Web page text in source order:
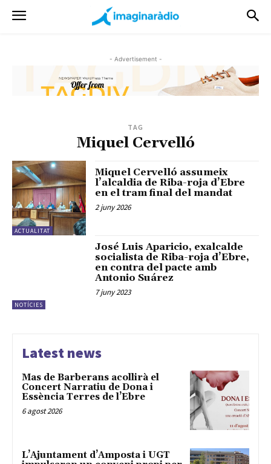
- Advertisement -
TAG
Miquel Cervelló
ACTUALITAT
Miquel Cervelló assumeix
l’alcaldia de Riba-roja d’Ebre
en el tram final del mandat
2 juny 2026
NOTÍCIES
José Luis Aparicio, exalcalde
socialista de Riba-roja d’Ebre,
en contra del pacte amb
Antonio Suárez
7 juny 2023
Latest news
Mas de Barberans acollirà el
Concert Narratiu de Dona i
Essència Terres de l’Ebre
6 agost 2026
L’Ajuntament d’Amposta i UGT